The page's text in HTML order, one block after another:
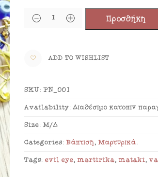
Προσθήκη
ADD TO WISHLIST
SKU: PN_001
Availability: Διαθέσιμο κατόπιν
Size: Μ/Δ
Categories: Βάπτιση,Μαρτυρικά.
Tags: evil eye,martirika,mataki,